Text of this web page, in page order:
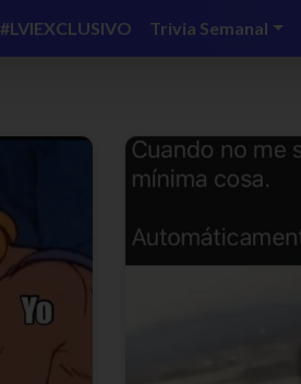
#LVIEXCLUSIVO Trivia Semanal